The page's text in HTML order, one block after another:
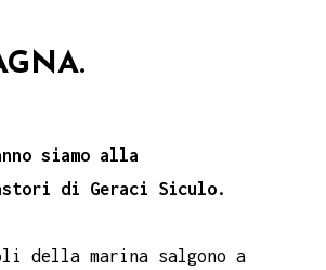
siamo alla
di Geraci Siculo.
della marina salgono a